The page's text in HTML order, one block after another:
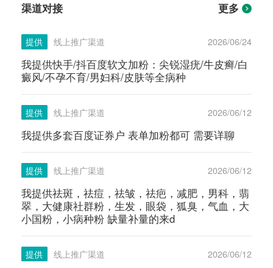
渠道对接 更多
提供 线上推广渠道 2026/06/24
我提供快手/抖百度软文加粉：尖锐湿疣/牛皮癣/白
癜风/不孕不育/男妇科/皮肤等全病种
提供 线上推广渠道 2026/06/12
我提供多套百度证券户 表单加粉都可 需要详聊
提供 线上推广渠道 2026/06/12
我提供祛斑，祛痘，祛皱，祛疤，减肥，男科，翡
翠，大健康社群粉，生发，眼袋，狐臭，气血，大
小国粉，小病种粉 缺量补量的来d
提供 线上推广渠道 2026/06/12